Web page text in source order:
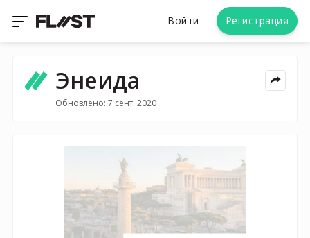
Войти Регистрация
Энеида
Обновлено: 7 сент. 2020